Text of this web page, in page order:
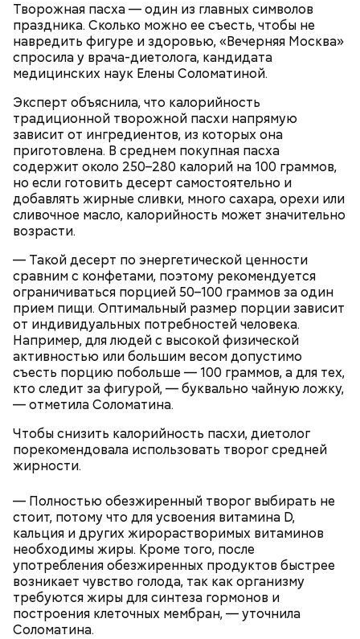
Творожная пасха — один из главных символов
праздника. Сколько можно ее съесть, чтобы не
навредить фигуре и здоровью, «Вечерняя Москва»
спросила у врача-диетолога, кандидата
медицинских наук Елены Соломатиной.
Эксперт объяснила, что калорийность
традиционной творожной пасхи напрямую
зависит от ингредиентов, из которых она
приготовлена. В среднем покупная пасха
содержит около 250–280 калорий на 100 граммов,
но если готовить десерт самостоятельно и
добавлять жирные сливки, много сахара, орехи или
сливочное масло, калорийность может значительно
возрасти.
— Такой десерт по энергетической ценности
сравним с конфетами, поэтому рекомендуется
ограничиваться порцией 50–100 граммов за один
прием пищи. Оптимальный размер порции зависит
от индивидуальных потребностей человека.
Например, для людей с высокой физической
активностью или большим весом допустимо
съесть порцию побольше — 100 граммов, а для тех,
кто следит за фигурой, — буквально чайную ложку,
— отметила Соломатина.
Чтобы снизить калорийность пасхи, диетолог
порекомендовала использовать творог средней
жирности.
— Полностью обезжиренный творог выбирать не
стоит, потому что для усвоения витамина D,
кальция и других жирорастворимых витаминов
необходимы жиры. Кроме того, после
употребления обезжиренных продуктов быстрее
возникает чувство голода, так как организму
требуются жиры для синтеза гормонов и
построения клеточных мембран, — уточнила
Соломатина.
Если после вскрытия переложить тушенку в
другую посуду, она не будет портиться сутки или
двое, добавила Русакова. В противном случае при
вскрытии происходят процессы окисления, и
металлическая упаковка начинает оказывать
негативное влияние на мясо, заключила специалист.
Молодежь нарекла сардины новым суперфудом.
Доступная и вкусная рыба богата полезными
нутриентами, а потому о ней все чаще снимают
хвалебные ролики. В чем заключаетсяпольза этой
рыбы, с чем можно ее сочетать и кому стоит есть ее
с осторожностью, «Вечерняя Москва» узнала у
диетолога Елены Соломатиной.
— Для сервировки салата необходимо выложить
все ингредиенты в чашу, поджарить слайсы сыра
на сковороде и выложить их на салат, — дополнил
Белькович.
Тонкости от шефа:обжаривать перцы лучше в
самом начале, чтобы они успели стать мягкими.